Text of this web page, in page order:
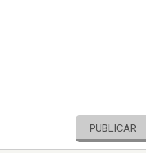
PUBLICAR